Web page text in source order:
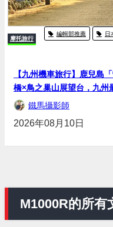
摩托旅行
編輯部推薦 日
【九州機車旅行】鹿兒島
橋×鳥之巢山展望台，九州
鐵馬攝影師
2026年08月10日
M1000R的所有